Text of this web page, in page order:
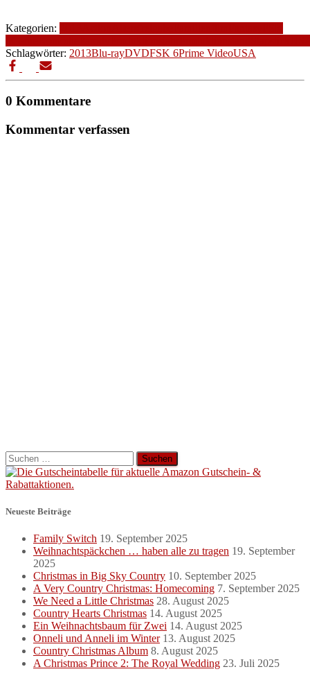
Kategorien:
Schlagwörter: 2013Blu-rayDVDFSK 6Prime VideoUSA
0 Kommentare
Kommentar verfassen
Suchen
nach:
Neueste Beiträge
Family Switch 19. September 2025
Weihnachtspäckchen … haben alle zu tragen 19. September
2025
Christmas in Big Sky Country 10. September 2025
A Very Country Christmas: Homecoming 7. September 2025
We Need a Little Christmas 28. August 2025
Country Hearts Christmas 14. August 2025
Ein Weihnachtsbaum für Zwei 14. August 2025
Onneli und Anneli im Winter 13. August 2025
Country Christmas Album 8. August 2025
A Christmas Prince 2: The Royal Wedding 23. Juli 2025